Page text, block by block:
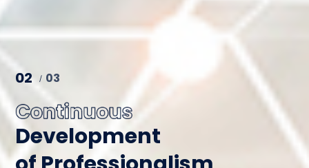
02 / 03
Development